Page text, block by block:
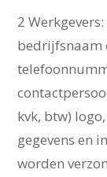
2
bedrijfsnaam
kvk, btw)
gegevens en
worden